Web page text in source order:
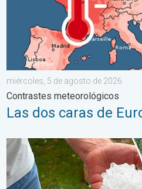
miércoles, 5 de agosto de 2026
Contrastes meteorológicos
Las dos caras de
Daños por las tormentas en el